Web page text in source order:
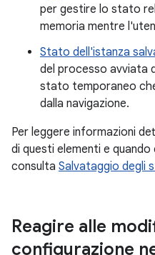
per gestire lo stato
memoria mentre
Stato dell'istanza
del processo avviata
stato temporaneo
dalla navigazione.
Per leggere informazioni
di questi elementi e
consulta Salvataggio degli
Reagire alle
configurazione